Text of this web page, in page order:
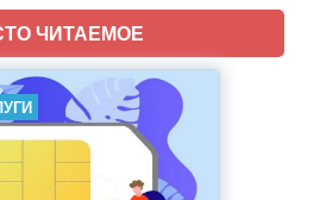
ЧИТАЕМОЕ